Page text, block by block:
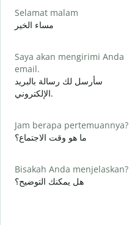
Selamat malam
مساء الخير
Saya akan mengirimi Anda
email.
سأرسل لك رسالة بالبريد
الإلكتروني.
Jam berapa pertemuannya?
ما هو وقت الاجتماع؟
Bisakah Anda menjelaskan?
هل يمكنك التوضيح؟